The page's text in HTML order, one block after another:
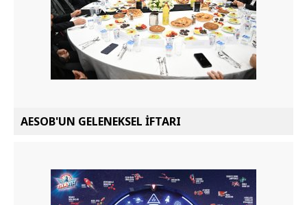
AESOB'UN GELENEKSEL İFTARI